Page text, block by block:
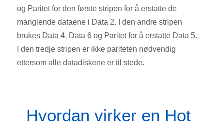
og Paritet for den første stripen for å erstatte de
manglende dataene i Data 2. I den andre stripen
brukes Data 4, Data 6 og Paritet for å erstatte Data 5.
I den tredje stripen er ikke pariteten nødvendig
ettersom alle datadiskene er til stede.
Hvordan virker en Hot